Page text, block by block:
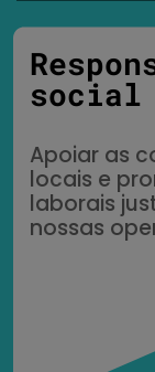
social
Apoiar as
locais e
laborais
nossas